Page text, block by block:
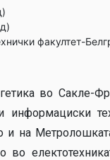
факултет-
во Сакле-
информациски
на